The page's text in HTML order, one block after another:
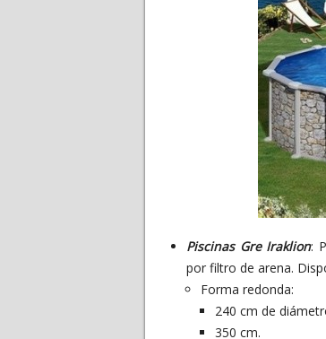
Piscinas Gre Iraklion:
por filtro de arena.
Forma redonda:
240 cm de
350 cm.